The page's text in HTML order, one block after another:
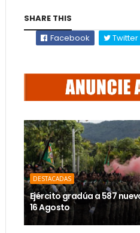
SHARE THIS
Facebook
Twitter
DESTACADAS
Ejército gradúa a 587
16 Agosto